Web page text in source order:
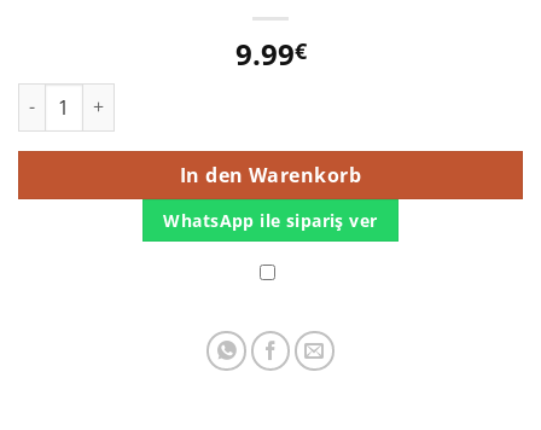
9.99€
Antep Bell getrocknete scharfe Paprika 1 Bund 45-50 Körner
In den Warenkorb
WhatsApp ile sipariş ver